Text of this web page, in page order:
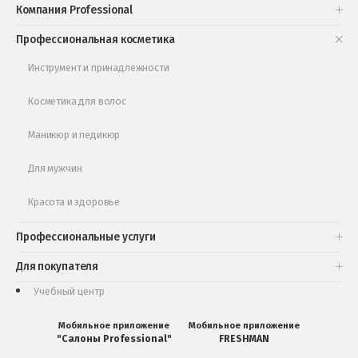
Компания Professional
Профессиональная косметика
Инструмент и принадлежности
Косметика для волос
Маникюр и педикюр
Для мужчин
Красота и здоровье
Профессиональные услуги
Для покупателя
Обучающее видео
Учебный центр
Мобильное приложение
"Салоны Professional"
Мобильное приложение
FRESHMAN